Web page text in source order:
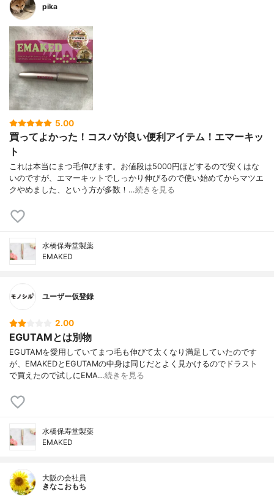
pika
5.00
買ってよかった！コスパが良い便利アイテム！エマーキッ
ト
これは本当にまつ毛伸びます。お値段は5000円ほどするので安くはな
いのですが、エマーキットでしっかり伸びるので使い始めてからマツエ
クやめました、という方が多数！…続きを見る
水橋保寿堂製薬
EMAKED
ユーザー仮登録
2.00
EGUTAMとは別物
EGUTAMを愛用していてまつ毛も伸びて太くなり満足していたのです
が、EMAKEDとEGUTAMの中身は同じだとよく見かけるのでドラスト
で買えたので試しにEMA…続きを見る
水橋保寿堂製薬
EMAKED
大阪の会社員
きなこおもち